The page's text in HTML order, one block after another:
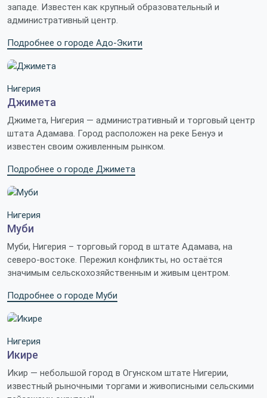
западе. Известен как крупный образовательный и
административный центр.
Подробнее о городе Адо-Экити
Нигерия
Джимета
Джимета, Нигерия — административный и торговый центр
штата Адамава. Город расположен на реке Бенуэ и
известен своим оживленным рынком.
Подробнее о городе Джимета
Нигерия
Муби
Муби, Нигерия – торговый город в штате Адамава, на
северо-востоке. Пережил конфликты, но остаётся
значимым сельскохозяйственным и живым центром.
Подробнее о городе Муби
Нигерия
Икире
Икир — небольшой город в Огунском штате Нигерии,
известный рыночными торгами и живописными сельскими